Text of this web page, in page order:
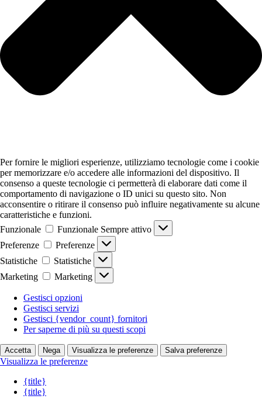
Per fornire le migliori esperienze, utilizziamo tecnologie come i cookie
per memorizzare e/o accedere alle informazioni del dispositivo. Il
consenso a queste tecnologie ci permetterà di elaborare dati come il
comportamento di navigazione o ID unici su questo sito. Non
acconsentire o ritirare il consenso può influire negativamente su alcune
caratteristiche e funzioni.
Funzionale
Funzionale Sempre attivo
Preferenze
Preferenze
Statistiche
Statistiche
Marketing
Marketing
Gestisci opzioni
Gestisci servizi
Gestisci {vendor_count} fornitori
Per saperne di più su questi scopi
Accetta Nega Visualizza le preferenze Salva preferenze
Visualizza le preferenze
{title}
{title}